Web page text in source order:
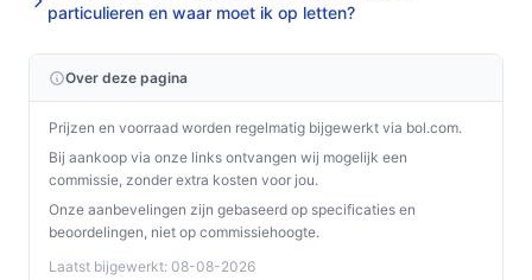
particulieren en waar moet ik op letten?
Over deze pagina
Prijzen en voorraad worden regelmatig bijgewerkt via bol.com.
Bij aankoop via onze links ontvangen wij mogelijk een
commissie, zonder extra kosten voor jou.
Onze aanbevelingen zijn gebaseerd op specificaties en
beoordelingen, niet op commissiehoogte.
Laatst bijgewerkt: 08-08-2026